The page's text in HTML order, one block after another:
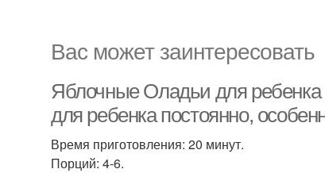
Вас может заинтересовать
Яблочные Оладьи для
для ребенка постоянно,
Время приготовления: 20 минут.
Порций: 4-6.